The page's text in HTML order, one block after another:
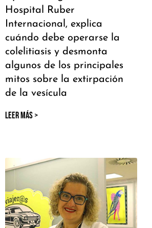
Hospital Ruber
Internacional, explica
cuándo debe operarse la
colelitiasis y desmonta
algunos de los principales
mitos sobre la extirpación
de la vesícula
LEER MÁS >